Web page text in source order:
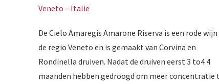
Veneto – Italië
De Cielo Amaregis Amarone Riserva is een rode
de regio Veneto en is gemaakt van Corvina en
Rondinella druiven. Nadat de druiven eerst 3 to4 4
maanden hebben gedroogd om meer concentratie